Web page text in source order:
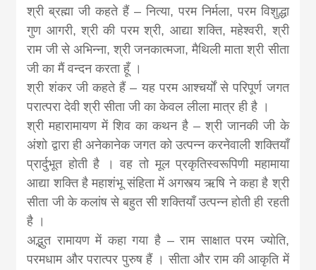
श्री ब्रह्मा जी कहते हैं – नित्या, परम निर्मला, परम विशुद्धा
गुण आगरी, श्री की परम श्री, आद्या शक्ति, महेश्वरी, श्री
राम जी से अभिन्ना, श्री जनकात्मजा, मैथिली माता श्री सीता
जी का मैं वन्दन करता हूँ ।
श्री शंकर जी कहते हैं – यह परम आश्चर्यों से परिपूर्ण जगत
परात्परा देवी श्री सीता जी का केवल लीला मात्र ही है ।
श्री महारामायण में शिव का कथन है – श्री जानकी जी के
अंशो द्वारा ही अनेकानेक जगत को उत्पन्न करनेवाली शक्तियाँ
प्रार्दुभूत होती है । वह तो मूल प्रकृतिस्वरूपिणी महामाया
आद्या शक्ति है महाशंभू संहिता में अगस्त्य ऋषि ने कहा है श्री
सीता जी के कलांष से बहुत सी शक्तियाँ उत्पन्न होती ही रहती
है ।
अद्भुत रामायण में कहा गया है – राम साक्षात परम ज्योति,
परमधाम और परात्पर पुरुष हैं । सीता और राम की आकृति में